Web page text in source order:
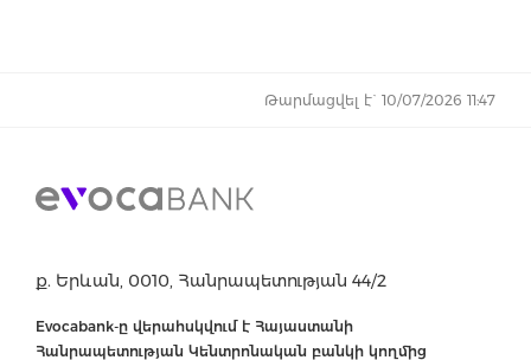
Թարմացվել է` 10/07/2026 11:47
ք. Երևան, 0010, Հանրապետության 44/2
Evocabank-ը վերահսկվում է Հայաստանի
Հանրապետության Կենտրոնական բանկի կողմից